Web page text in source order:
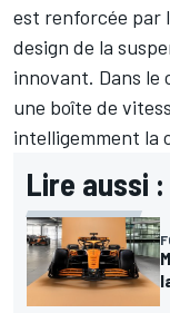
est renforcée par
design de la
innovant. Dans
une boîte de
intelligemment la
Lire aussi :